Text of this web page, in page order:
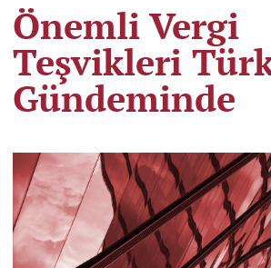
Önemli Vergi
Teşvikleri
Gündeminde